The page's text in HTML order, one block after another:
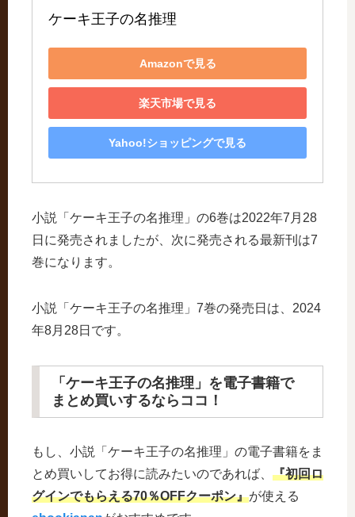
ケーキ王子の名推理
Amazonで見る
楽天市場で見る
Yahoo!ショッピングで見る
小説「ケーキ王子の名推理」の6巻は2022年7月28
日に発売されましたが、次に発売される最新刊は7
巻になります。
小説「ケーキ王子の名推理」7巻の発売日は、2024
年8月28日です。
「ケーキ王子の名推理」を電子書籍で
まとめ買いするならココ！
もし、小説「ケーキ王子の名推理」の電子書籍をま
とめ買いしてお得に読みたいのであれば、 『初回ロ
グインでもらえる70％OFFクーポン』が使える